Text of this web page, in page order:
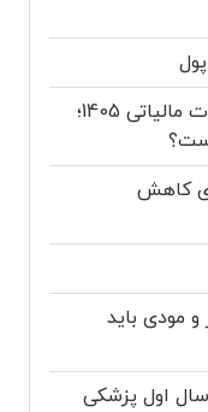
بهترین کتاب‌های قوانین و مقررات مالیاتی 1405؛
کاهش
مودی باید